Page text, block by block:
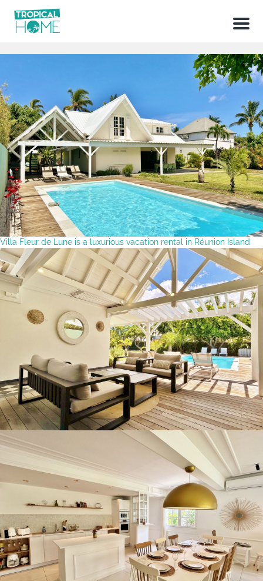
Menu
Villa Fleur de Lune is a luxurious vacation rental in Réunion Island